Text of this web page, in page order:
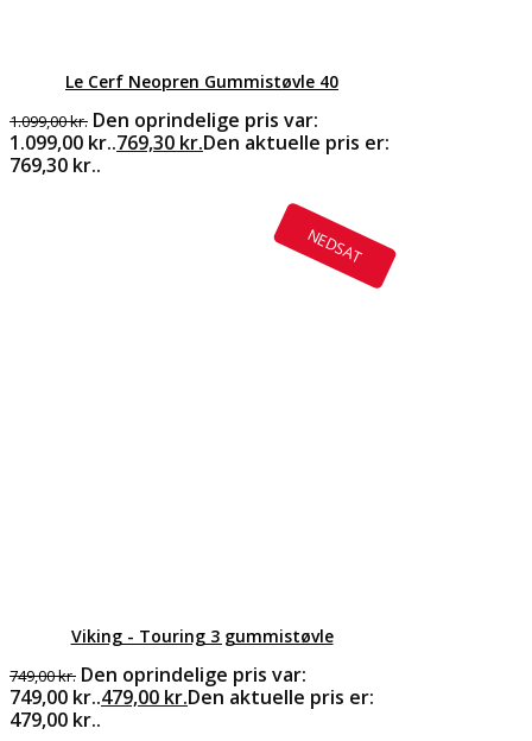
Le Cerf Neopren Gummistøvle 40
1.099,00kr. Den oprindelige pris var:
1.099,00 kr..769,30 kr.Den aktuelle pris er:
769,30 kr..
NEDSAT
Viking - Touring 3 gummistøvle
749,00kr. Den oprindelige pris var:
749,00 kr..479,00 kr.Den aktuelle pris er:
479,00 kr..